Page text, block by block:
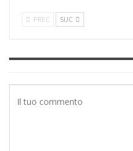
PREC SUC